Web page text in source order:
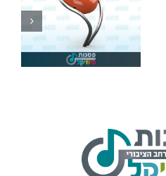
קסילופון